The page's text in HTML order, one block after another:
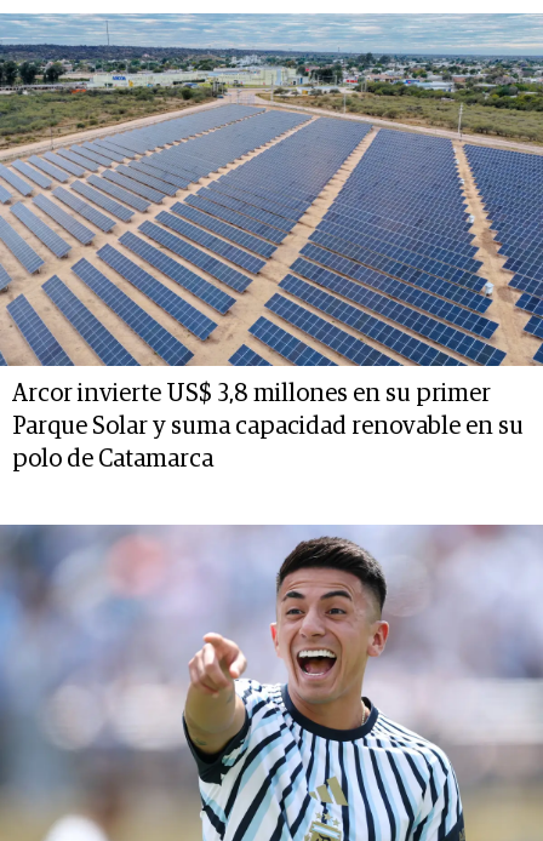
Arcor invierte US$ 3,8 millones en su primer
Parque Solar y suma capacidad renovable en su
polo de Catamarca